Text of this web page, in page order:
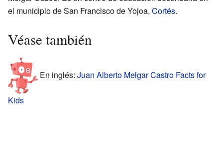
el municipio de San Francisco de Yojoa, Cortés.
Véase también
En inglés: Juan Alberto Melgar Castro Facts for
Kids